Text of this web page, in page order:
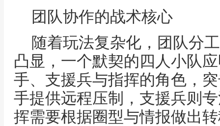
团队协作的战术核心
随着玩法复杂化，团队分
凸显，一个默契的四人小队
手、支援兵与指挥的角色，
手提供远程压制，支援兵则
挥需要根据圈型与情报做出